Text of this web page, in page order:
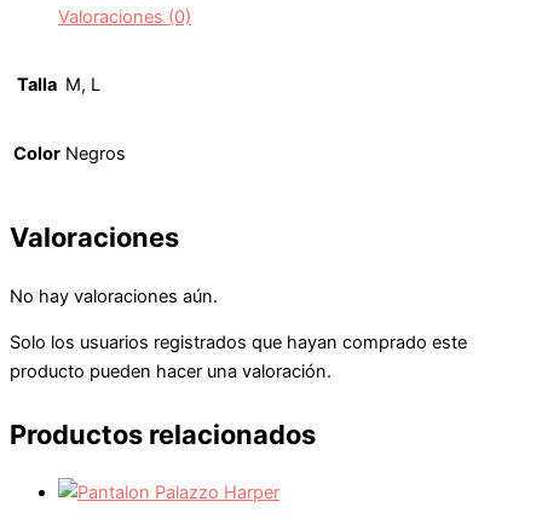
Valoraciones (0)
Talla M, L
Color Negros
Valoraciones
No hay valoraciones aún.
Solo los usuarios registrados que hayan comprado este
producto pueden hacer una valoración.
Productos relacionados